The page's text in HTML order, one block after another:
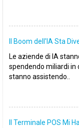
Il Boom dell'IA Sta
Le aziende di IA
spendendo miliardi in
stanno assistendo..
Il Terminale POS Mi